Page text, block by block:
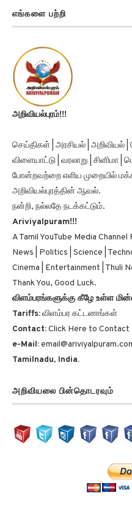
எங்களை பற்றி
அறிவியல்புரம்!!!
செய்திகள் | அரசியல் | அறிவியல் |
விளையாட்டு | வரலாறு | சினிமா |
போன்றவற்றை எளிய முறையில்
அறிவியல்புரத்தின் ஆவல்.
நன்றி, நல்லதே நடக்கட்டும்.
Ariviyalpuram!!!
A Tamil YouTube Media Channel
News | Politics | Science |
Cinema | Entertainment | Thuli
Thank You, Good Luck.
விளம்பரங்களுக்கு கீழே உள்ள
Tariffs:விளம்பர கட்டணங்கள்
Contact:Click Here to Contact
e-Mail:
Tamilnadu, India.
அறிவியலை பின்தொடரவும்